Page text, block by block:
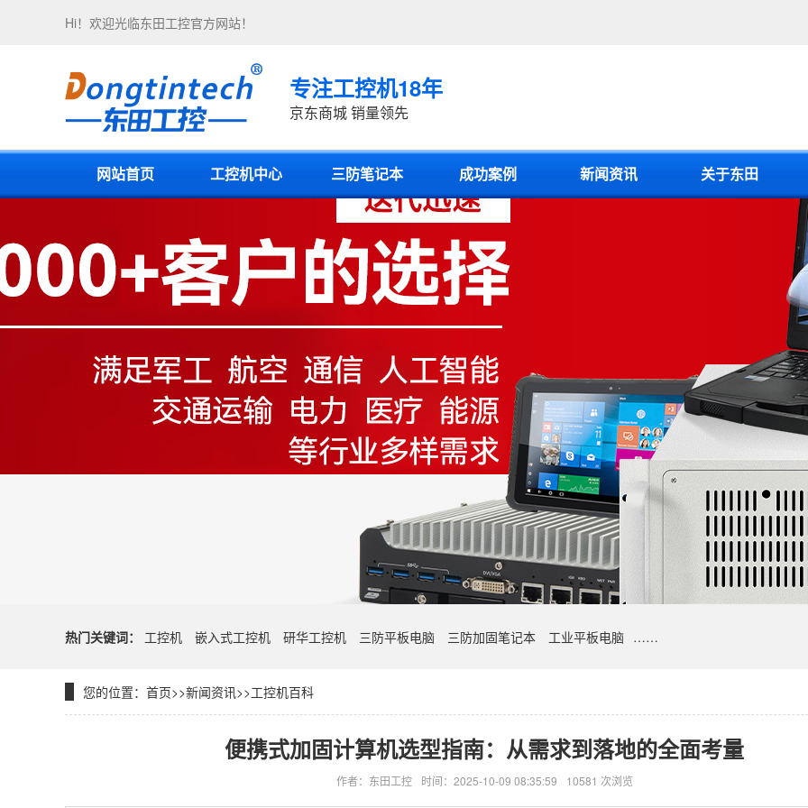
Hi！欢迎光临东田工控官方网站！
专注工控机18年
京东商城 销量领先
网站首页 工控机中心 三防笔记本 成功案例 新闻资讯 关于东田
热门关键词： 工控机 嵌入式工控机 研华工控机 三防平板电脑 三防加固笔记本 工业平板电脑 ……
您的位置： 首页>>新闻资讯>>工控机百科
便携式加固计算机选型指南：从需求到落地的全面考量
作者：东田工控 时间：2025-10-09 08:35:59 10581 次浏览